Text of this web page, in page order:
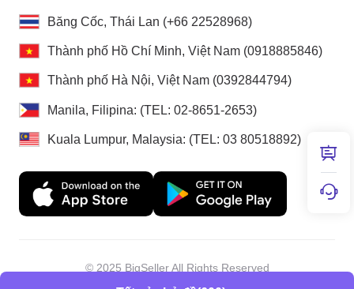
Băng Cốc, Thái Lan (+66 22528968)
Thành phố Hồ Chí Minh, Việt Nam (0918885846)
Thành phố Hà Nội, Việt Nam (0392844794)
Manila, Filipina: (TEL: 02-8651-2653)
Kuala Lumpur, Malaysia: (TEL: 03 80518892)
© 2025 BigSeller All Rights Reserved